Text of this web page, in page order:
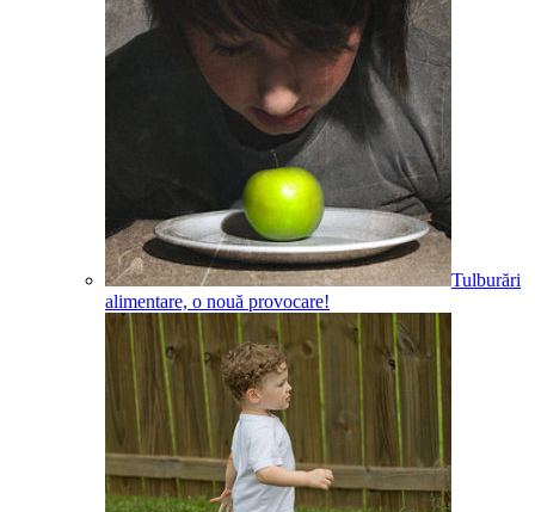
Tulburări
alimentare, o nouă provocare!